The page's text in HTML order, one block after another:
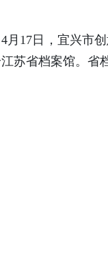
4月17日，宜兴市
苏省档案馆。省